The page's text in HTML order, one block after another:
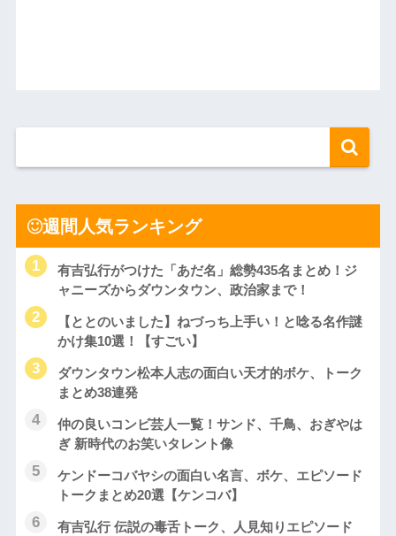
週間人気ランキング
有吉弘行がつけた「あだ名」総勢435名まとめ！ジ
ャニーズからダウンタウン、政治家まで！
【ととのいました】ねづっち上手い！と唸る名作謎
かけ集10選！【すごい】
ダウンタウン松本人志の面白い天才的ボケ、トーク
まとめ38連発
仲の良いコンビ芸人一覧！サンド、千鳥、おぎやは
ぎ 新時代のお笑いタレント像
ケンドーコバヤシの面白い名言、ボケ、エピソード
トークまとめ20選【ケンコバ】
有吉弘行 伝説の毒舌トーク、人見知りエピソード